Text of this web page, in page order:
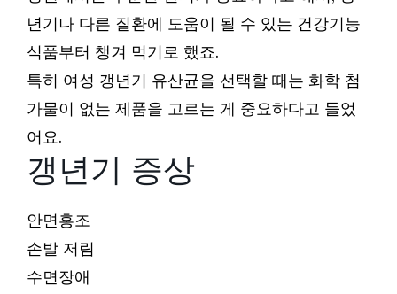
년기나 다른 질환에 도움이 될 수 있는 건강기능
식품부터 챙겨 먹기로 했죠.
특히 여성 갱년기 유산균을 선택할 때는 화학 첨
가물이 없는 제품을 고르는 게 중요하다고 들었
어요.
갱년기 증상
안면홍조
손발 저림
수면장애